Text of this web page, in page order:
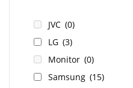
JVC (0)
LG (3)
Monitor (0)
Samsung (15)